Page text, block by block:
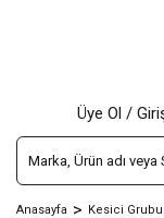
Üye Ol /
Anasayfa Kesici Grubu